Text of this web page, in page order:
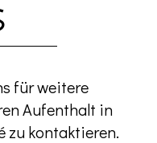
für weitere
Aufenthalt in
zu kontaktieren.